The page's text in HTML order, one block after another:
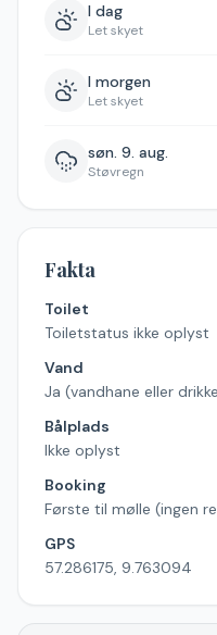
I dag
Let skyet
I morgen
Let skyet
søn. 9. aug.
Støvregn
Fakta
Toilet
Toiletstatus ikke oplyst
Vand
Ja (vandhane eller
Bålplads
Ikke oplyst
Booking
Første til mølle (ingen
GPS
57.286175, 9.763094